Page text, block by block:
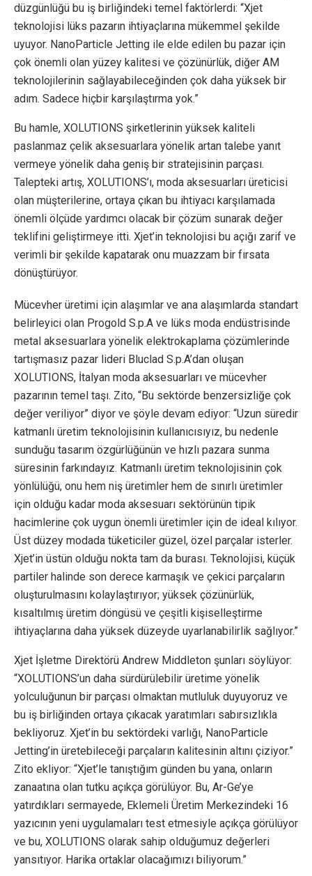
düzgünlüğü bu iş birliğindeki temel faktörlerdi: “Xjet
teknolojisi lüks pazarın ihtiyaçlarına mükemmel şekilde
uyuyor. NanoParticle Jetting ile elde edilen bu pazar için
çok önemli olan yüzey kalitesi ve çözünürlük, diğer AM
teknolojilerinin sağlayabileceğinden çok daha yüksek bir
adım. Sadece hiçbir karşılaştırma yok.”
Bu hamle, XOLUTIONS şirketlerinin yüksek kaliteli
paslanmaz çelik aksesuarlara yönelik artan talebe yanıt
vermeye yönelik daha geniş bir stratejisinin parçası.
Talepteki artış, XOLUTIONS’ı, moda aksesuarları üreticisi
olan müşterilerine, ortaya çıkan bu ihtiyacı karşılamada
önemli ölçüde yardımcı olacak bir çözüm sunarak değer
teklifini geliştirmeye itti. Xjet’in teknolojisi bu açığı zarif ve
verimli bir şekilde kapatarak onu muazzam bir fırsata
dönüştürüyor.
Mücevher üretimi için alaşımlar ve ana alaşımlarda standart
belirleyici olan Progold S.p.A ve lüks moda endüstrisinde
metal aksesuarlara yönelik elektrokaplama çözümlerinde
tartışmasız pazar lideri Bluclad S.p.A’dan oluşan
XOLUTIONS, İtalyan moda aksesuarları ve mücevher
pazarının temel taşı. Zito, “Bu sektörde benzersizliğe çok
değer veriliyor” diyor ve şöyle devam ediyor: “Uzun süredir
katmanlı üretim teknolojisinin kullanıcısıyız, bu nedenle
sunduğu tasarım özgürlüğünün ve hızlı pazara sunma
süresinin farkındayız. Katmanlı üretim teknolojisinin çok
yönlülüğü, onu hem niş üretimler hem de sınırlı üretimler
için olduğu kadar moda aksesuarı sektörünün tipik
hacimlerine çok uygun önemli üretimler için de ideal kılıyor.
Üst düzey modada tüketiciler güzel, özel parçalar isterler.
Xjet’in üstün olduğu nokta tam da burası. Teknolojisi, küçük
partiler halinde son derece karmaşık ve çekici parçaların
oluşturulmasını kolaylaştırıyor; yüksek çözünürlük,
kısaltılmış üretim döngüsü ve çeşitli kişiselleştirme
ihtiyaçlarına daha yüksek düzeyde uyarlanabilirlik sağlıyor.”
Xjet İşletme Direktörü Andrew Middleton şunları söylüyor:
“XOLUTIONS’un daha sürdürülebilir üretime yönelik
yolculuğunun bir parçası olmaktan mutluluk duyuyoruz ve
bu iş birliğinden ortaya çıkacak yaratımları sabırsızlıkla
bekliyoruz. Xjet’in bu sektördeki varlığı, NanoParticle
Jetting’in üretebileceği parçaların kalitesinin altını çiziyor.”
Zito ekliyor: “Xjet’le tanıştığım günden bu yana, onların
zanaatına olan tutku açıkça görülüyor. Bu, Ar-Ge’ye
yatırdıkları sermayede, Eklemeli Üretim Merkezindeki 16
yazıcının yeni uygulamaları test etmesiyle açıkça görülüyor
ve bu, XOLUTIONS olarak sahip olduğumuz değerleri
yansıtıyor. Harika ortaklar olacağımızı biliyorum.”